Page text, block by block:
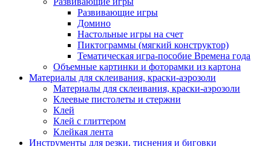
Развивающие игры
Домино
Настольные игры на счет
Пиктограммы (мягкий конструктор)
Тематическая игра-пособие Времена года
Объемные картинки и фоторамки из картона
Материалы для склеивания, краски-аэрозоли
Материалы для склеивания, краски-аэрозоли
Клеевые пистолеты и стержни
Клей
Клей с глиттером
Клейкая лента
Инструменты для резки, тиснения и биговки